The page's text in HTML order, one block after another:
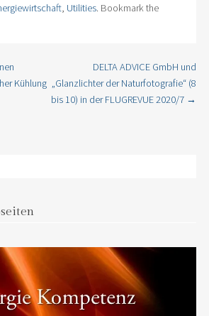
, Utilities. Bookmark the
Kühlung
DELTA ADVICE GmbH und
„Glanzlichter der Naturfotografie“ (8
bis 10) in der FLUGREVUE 2020/7 →